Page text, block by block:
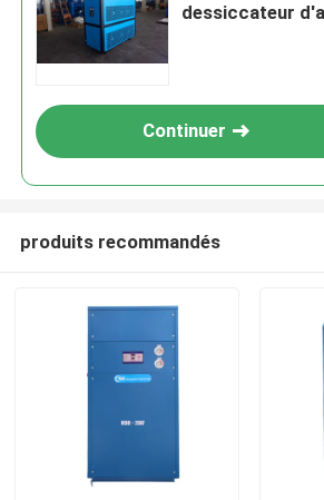
dessiccateur
Continuer
produits recommandés